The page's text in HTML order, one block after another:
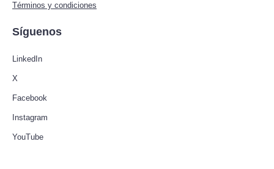
Términos y condiciones
Síguenos
LinkedIn
X
Facebook
Instagram
YouTube